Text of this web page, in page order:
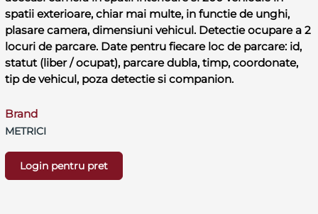
spatii exterioare, chiar mai multe, in functie de unghi,
plasare camera, dimensiuni vehicul. Detectie ocupare a 2
locuri de parcare. Date pentru fiecare loc de parcare: id,
statut (liber / ocupat), parcare dubla, timp, coordonate,
tip de vehicul, poza detectie si companion.
Brand
METRICI
Login pentru pret